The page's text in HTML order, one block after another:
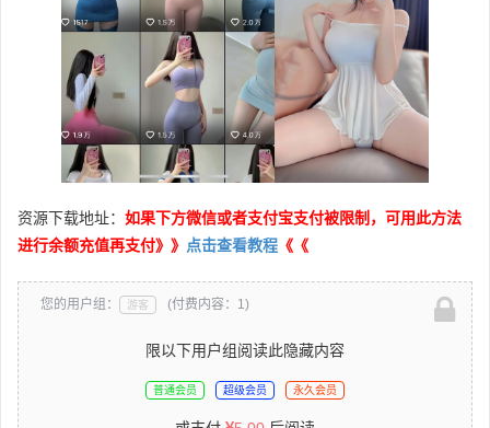
资源下载地址： 如果下方微信或者支付宝支付被限制，可用此方法
进行余额充值再支付》》 点击查看教程 《《
您的用户组： 游客 (付费内容：1)
限以下用户组阅读此隐藏内容
普通会员 超级会员 永久会员